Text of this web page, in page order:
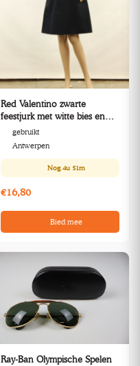
Red Valentino zwarte
feestjurk met witte bies en
strikdetail - maat 46
gebruikt
Antwerpen
Nog4u 51m
€16,80
Bied mee
Ray-Ban Olympische Spelen